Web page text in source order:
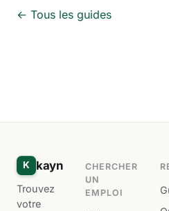
← Tous les guides
K kayn
Trouvez
votre
CHERCHER
UN
EMPLOI